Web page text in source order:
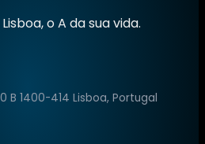
o A da sua vida.
B 1400-414 Lisboa, Portugal